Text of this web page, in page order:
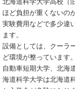
ほど負担が重くないの
実験費用などで多少違
ます。
設備としては、クーラ
ど環境が整っています。
自動車短期大学、北海
海道科学大学は北海道